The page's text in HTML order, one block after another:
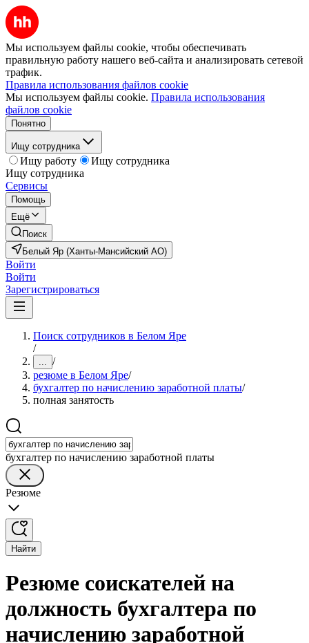
Мы используем файлы cookie, чтобы обеспечивать
правильную работу нашего веб-сайта и анализировать сетевой
трафик.
Правила использования файлов cookie
Мы используем файлы cookie. Правила использования
файлов cookie
Понятно
Ищу сотрудника
Ищу работу
Ищу сотрудника
Ищу сотрудника
Сервисы
Помощь
Ещё
Поиск
Белый Яр (Ханты-Мансийский АО)
Войти
Войти
Зарегистрироваться
Поиск сотрудников в Белом Яре
/
... /
резюме в Белом Яре/
бухгалтер по начислению заработной платы/
полная занятость
бухгалтер по начислению заработной платы
Резюме
Найти
Резюме соискателей на
должность бухгалтера по
начислению заработной